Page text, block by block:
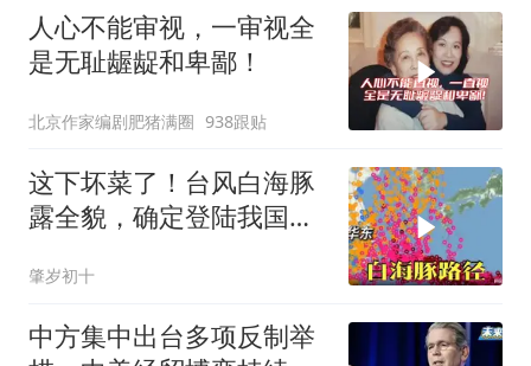
人心不能审视，一审视全
是无耻龌龊和卑鄙！
北京作家编剧肥猪满圈 938跟贴
这下坏菜了！台风白海豚
露全貌，确定登陆我国沿
肇岁初十
中方集中出台多项反制举